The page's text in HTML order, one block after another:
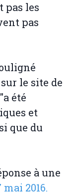
pas les
pas
le site de
été
et
que du
à une
2016.